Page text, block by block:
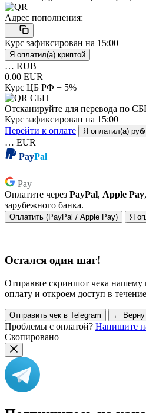
Адрес пополнения:
Курс зафиксирован на 15:00
Я оплатил(а) криптой
… RUB
0.00 EUR
Курс ЦБ РФ + 5%
Отсканируйте для перевода по
Курс зафиксирован на 15:00
Перейти к оплате
Я оплатил(а)
… EUR
PayPal
Pay
Оплатите через PayPal, Apple Pay,
зарубежного банка.
Оплатить (PayPal / Apple Pay) Я
Остался один шаг!
Отправьте скриншот чека
оплату и откроем доступ в
Отправить чек в Telegram ←
Проблемы с оплатой? Напишите
Скопировано